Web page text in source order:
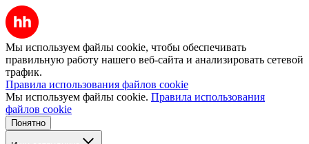
Мы используем файлы cookie, чтобы обеспечивать
правильную работу нашего веб-сайта и анализировать сетевой
трафик.
Правила использования файлов cookie
Мы используем файлы cookie. Правила использования
файлов cookie
Понятно